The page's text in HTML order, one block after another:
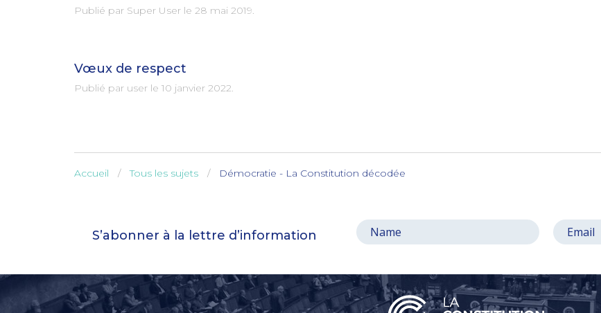
Publié par Super User le 28 mai 2019.
Vœux de respect
Publié par user le 10 janvier 2022.
Accueil Tous les sujets Démocratie - La Constitution décodée
S’abonner à la lettre d’information